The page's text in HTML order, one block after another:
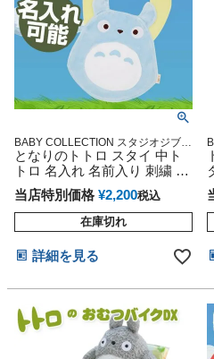
BABY COLLECTION スタジオジブリ
アニメ キャラクター 出産記念 御出
産祝い 誕生日祝い 新入学 入園 応援
雑貨 通販
となりのトトロ スタイ 中ト
トロ 名入れ 名前入り 刺繍 男
女 出産祝い
当店特別価格 ¥2,200税込
在庫切れ
詳細を見る